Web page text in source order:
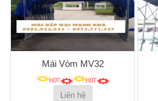
Mái Vòm MV32
Liên hệ